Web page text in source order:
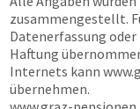
zusammengestellt.
Datenerfassung
Haftung
Internets kann
übernehmen.